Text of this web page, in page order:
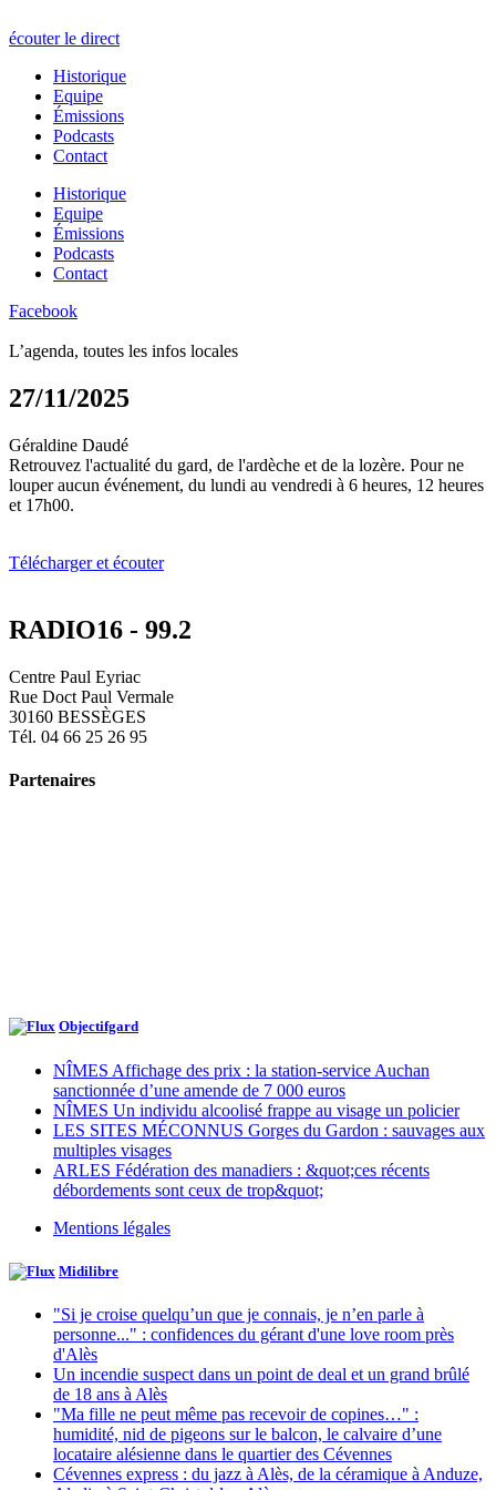
écouter le direct
Historique
Equipe
Émissions
Podcasts
Contact
Historique
Equipe
Émissions
Podcasts
Contact
Facebook
L’agenda, toutes les infos locales
27/11/2025
Géraldine Daudé
Retrouvez l'actualité du gard, de l'ardèche et de la lozère. Pour ne
louper aucun événement, du lundi au vendredi à 6 heures, 12 heures
et 17h00.
Télécharger et écouter
RADIO16 - 99.2
Centre Paul Eyriac
Rue Doct Paul Vermale
30160 BESSÈGES
Tél. 04 66 25 26 95
Partenaires
Objectifgard
NÎMES Affichage des prix : la station-service Auchan
sanctionnée d’une amende de 7 000 euros
NÎMES Un individu alcoolisé frappe au visage un policier
LES SITES MÉCONNUS Gorges du Gardon : sauvages aux
multiples visages
ARLES Fédération des manadiers : &quot;ces récents
débordements sont ceux de trop&quot;
Mentions légales
Midilibre
"Si je croise quelqu’un que je connais, je n’en parle à
personne..." : confidences du gérant d'une love room près
d'Alès
Un incendie suspect dans un point de deal et un grand brûlé
de 18 ans à Alès
"Ma fille ne peut même pas recevoir de copines…" :
humidité, nid de pigeons sur le balcon, le calvaire d’une
locataire alésienne dans le quartier des Cévennes
Cévennes express : du jazz à Alès, de la céramique à Anduze,